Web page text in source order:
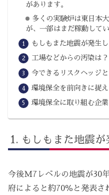
があります。
多くの実験炉は東日本
が、一部はまだ稼動して
もしもまた地震が発生し
工場などからの汚染は？
今できるリスクヘッジと
環境保全を前向きに捉
環境保全に取り組む企
もしもまた地震が
今後M7レベルの地震が30
府によると約70％と発表さ